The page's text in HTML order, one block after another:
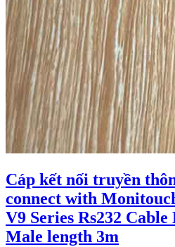
Cáp kết nối truyền
connect with
V9 Series Rs232
Male length 3m